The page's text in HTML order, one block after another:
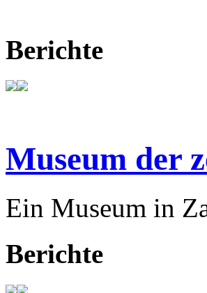
Berichte
Museum der
Ein Museum in
Berichte